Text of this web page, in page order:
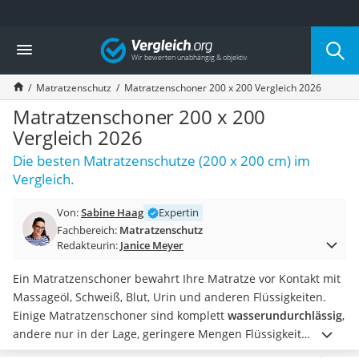
Die beliebtesten Vergleiche nach Kategorie
Wohnen
Matratzen-Topper
Matratzen
Konferenzlautsprecher
Tageslichtlampe
Badlüfter
Ergonomischer Bürostuhl
Bürohocker
Ozongeneratoren
Akku-Tischlampe
Klappmatratze
Duschkopf mit Kalkfilter
Aktenvernichter Sicherheitsstufe 4
Bettgitter
Spannbettlaken
Vergleich
Matratzenschutz Matratzenschoner 200 x 200 Vergleich 2026
Matratzenschoner 200 x 200
Vergleich 2026
Die besten Matratzenschutze (200 x 200 cm) im
Vergleich.
Von:Sabine Haag
Expertin
Fachbereich: Matratzenschutz
Redakteurin: Janice Meyer
Ein Matratzenschoner bewahrt Ihre Matratze vor Kontakt mit
Massageöl, Schweiß, Blut, Urin und anderen Flüssigkeiten.
Einige Matratzenschoner sind komplett wasserundurchlässig,
andere nur in der Lage, geringere Mengen Flüssigkeit
aufzunehmen.Um zuverlässig schützen zu können, muss der